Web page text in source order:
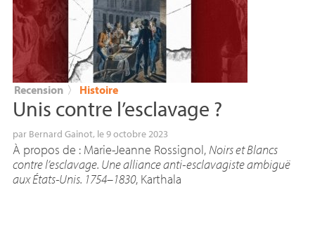
Recension 〉 Histoire
Unis contre l’esclavage ?
par Bernard Gainot, le 9 octobre 2023
À propos de : Marie-Jeanne Rossignol,Noirs et Blancs
contre l’esclavage. Une alliance anti-esclavagiste ambiguë
aux États-Unis. 1754–1830, Karthala